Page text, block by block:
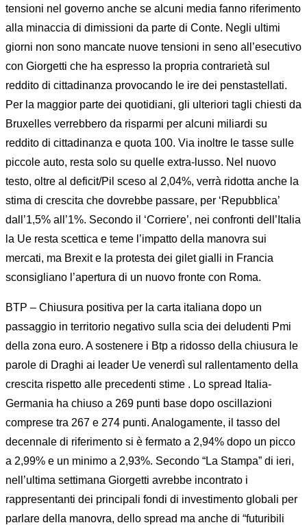
tensioni nel governo anche se alcuni media fanno riferimento
alla minaccia di dimissioni da parte di Conte. Negli ultimi
giorni non sono mancate nuove tensioni in seno all’esecutivo
con Giorgetti che ha espresso la propria contrarietà sul
reddito di cittadinanza provocando le ire dei penstastellati.
Per la maggior parte dei quotidiani, gli ulteriori tagli chiesti da
Bruxelles verrebbero da risparmi per alcuni miliardi su
reddito di cittadinanza e quota 100. Via inoltre le tasse sulle
piccole auto, resta solo su quelle extra-lusso. Nel nuovo
testo, oltre al deficit/Pil sceso al 2,04%, verrà ridotta anche la
stima di crescita che dovrebbe passare, per ‘Repubblica’
dall’1,5% all’1%. Secondo il ‘Corriere’, nei confronti dell’Italia
la Ue resta scettica e teme l’impatto della manovra sui
mercati, ma Brexit e la protesta dei gilet gialli in Francia
sconsigliano l’apertura di un nuovo fronte con Roma.
BTP – Chiusura positiva per la carta italiana dopo un
passaggio in territorio negativo sulla scia dei deludenti Pmi
della zona euro. A sostenere i Btp a ridosso della chiusura le
parole di Draghi ai leader Ue venerdì sul rallentamento della
crescita rispetto alle precedenti stime . Lo spread Italia-
Germania ha chiuso a 269 punti base dopo oscillazioni
comprese tra 267 e 274 punti. Analogamente, il tasso del
decennale di riferimento si è fermato a 2,94% dopo un picco
a 2,99% e un minimo a 2,93%. Secondo “La Stampa” di ieri,
nell’ultima settimana Giorgetti avrebbe incontrato i
rappresentanti dei principali fondi di investimento globali per
parlare della manovra, dello spread ma anche di “futuribili